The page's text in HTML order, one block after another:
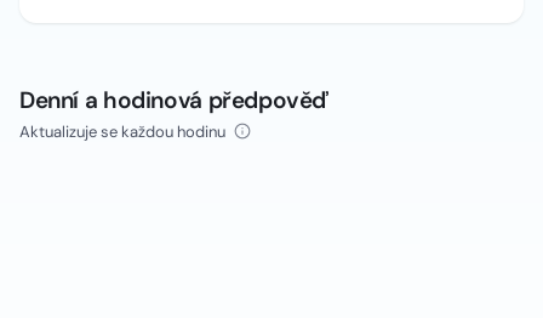
Denní a hodinová předpověď
Aktualizuje se každou hodinu